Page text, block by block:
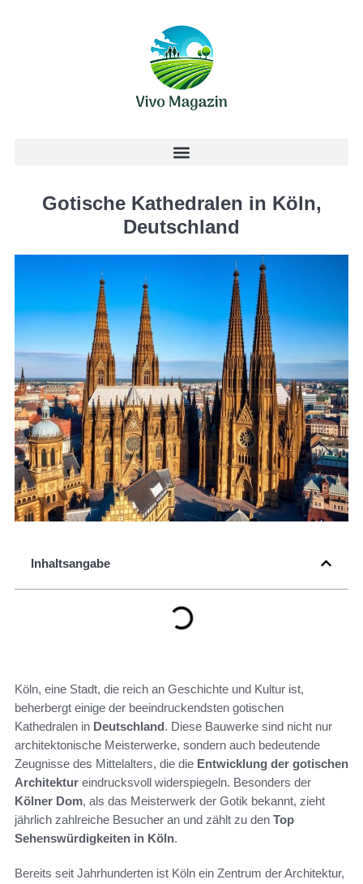
Gotische Kathedralen in Köln,
Deutschland
Inhaltsangabe
Köln, eine Stadt, die reich an Geschichte und Kultur ist,
beherbergt einige der beeindruckendsten gotischen
Kathedralen in Deutschland. Diese Bauwerke sind nicht nur
architektonische Meisterwerke, sondern auch bedeutende
Zeugnisse des Mittelalters, die die Entwicklung der gotischen
Architektur eindrucksvoll widerspiegeln. Besonders der
Kölner Dom, als das Meisterwerk der Gotik bekannt, zieht
jährlich zahlreiche Besucher an und zählt zu den Top
Sehenswürdigkeiten in Köln.
Bereits seit Jahrhunderten ist Köln ein Zentrum der Architektur,